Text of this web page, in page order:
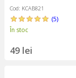
Cod: KCAB821
(5)
În stoc
49 lei